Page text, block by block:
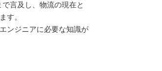
言及し、物流の現在と
す。
ンジニアに必要な知識が